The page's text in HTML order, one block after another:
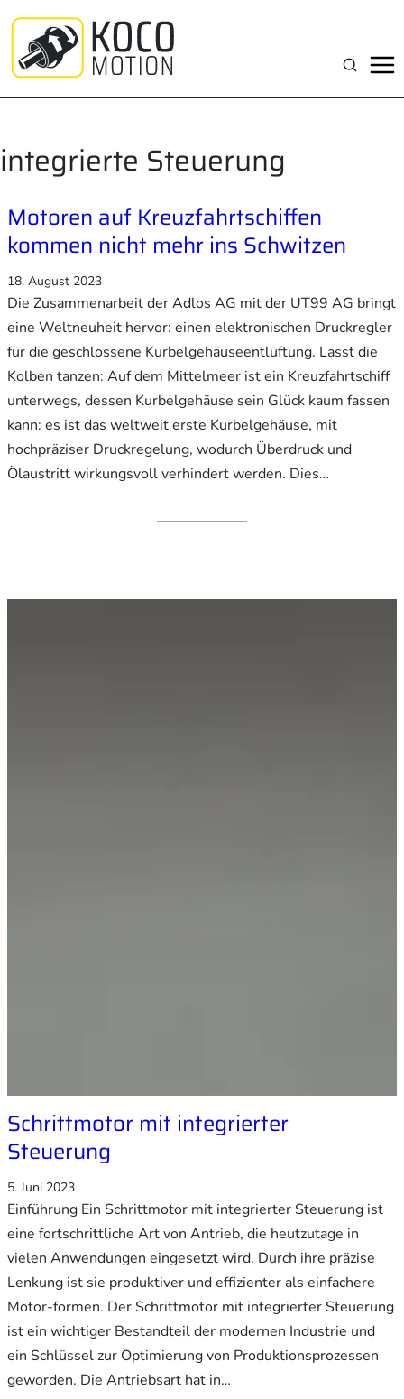
Inhalt
springen
Suchen
integrierte Steuerung
Motoren auf Kreuzfahrtschiffen
kommen nicht mehr ins Schwitzen
18. August 2023
Die Zusammenarbeit der Adlos AG mit der UT99 AG bringt
eine Weltneuheit hervor: einen elektronischen Druckregler
für die geschlossene Kurbelgehäuseentlüftung. Lasst die
Kolben tanzen: Auf dem Mittelmeer ist ein Kreuzfahrtschiff
unterwegs, dessen Kurbelgehäuse sein Glück kaum fassen
kann: es ist das weltweit erste Kurbelgehäuse, mit
hochpräziser Druckregelung, wodurch Überdruck und
Ölaustritt wirkungsvoll verhindert werden. Dies…
Schrittmotor mit integrierter
Steuerung
5. Juni 2023
Einführung Ein Schrittmotor mit integrierter Steuerung ist
eine fortschrittliche Art von Antrieb, die heutzutage in
vielen Anwendungen eingesetzt wird. Durch ihre präzise
Lenkung ist sie produktiver und effizienter als einfachere
Motor-formen. Der Schrittmotor mit integrierter Steuerung
ist ein wichtiger Bestandteil der modernen Industrie und
ein Schlüssel zur Optimierung von Produktionsprozessen
geworden. Die Antriebsart hat in…